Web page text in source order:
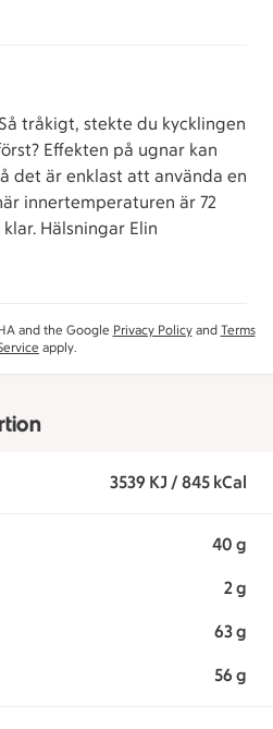
tråkigt, stekte du kycklingen
Effekten på ugnar kan
det är enklast att använda en
innertemperaturen är 72
Hälsningar Elin
and the Google Privacy Policyand Terms
apply.
3539 KJ / 845 kCal
40 g
2 g
63 g
56 g